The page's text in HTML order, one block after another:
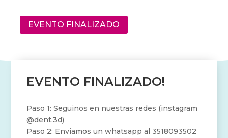
EVENTO FINALIZADO
EVENTO FINALIZADO!
Paso 1: Seguinos en nuestras redes (instagram
@dent.3d)
Paso 2: Enviamos un whatsapp al 3518093502